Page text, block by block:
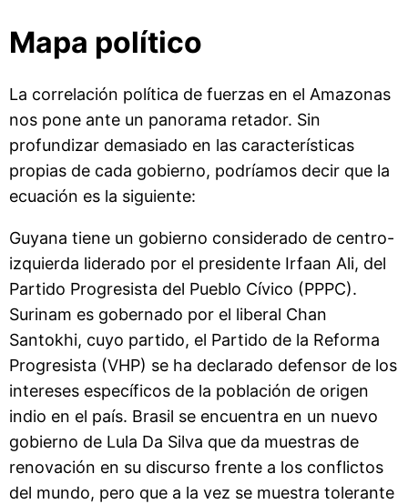
Mapa político
La correlación política de fuerzas en el Amazonas
nos pone ante un panorama retador. Sin
profundizar demasiado en las características
propias de cada gobierno, podríamos decir que la
ecuación es la siguiente:
Guyana tiene un gobierno considerado de centro-
izquierda liderado por el presidente Irfaan Ali, del
Partido Progresista del Pueblo Cívico (PPPC).
Surinam es gobernado por el liberal Chan
Santokhi, cuyo partido, el Partido de la Reforma
Progresista (VHP) se ha declarado defensor de los
intereses específicos de la población de origen
indio en el país. Brasil se encuentra en un nuevo
gobierno de Lula Da Silva que da muestras de
renovación en su discurso frente a los conflictos
del mundo, pero que a la vez se muestra tolerante